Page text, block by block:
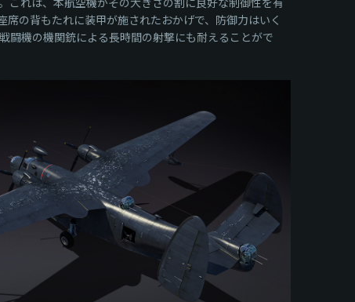
の背もたれに装甲が施されたおかげで、防御力はいく
闘機の機関銃による長時間の射撃にも耐えることがで